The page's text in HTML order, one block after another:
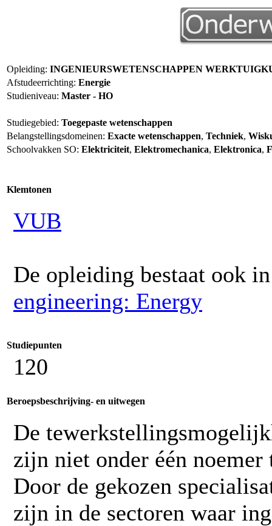
Opleiding: INGENIEURSWETENSCHAPPEN
Afstudeerrichting: Energie
Studieniveau: Master - HO
Studiegebied: Toegepaste wetenschappen
Belangstellingsdomeinen: Exacte wetenschappen, Techniek,
Schoolvakken SO: Elektriciteit, Elektromechanica, Elektronica,
Klemtonen
VUB
De opleiding bestaat ook
engineering: Energy
Studiepunten
120
Beroepsbeschrijving- en uitwegen
De
zijn niet onder één noemer
Door de gekozen
zijn in de sectoren waar